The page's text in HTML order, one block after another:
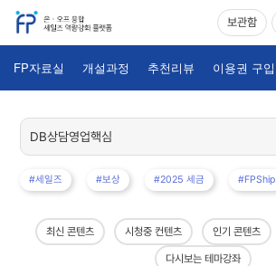
보관함
FP자료실 개설과정 추천리뷰 이용권 구입
#세일즈 #보상 #2025 세금 #FPShip
최신 콘텐츠 시청중 컨텐츠 인기 콘텐츠
다시보는 테마강좌